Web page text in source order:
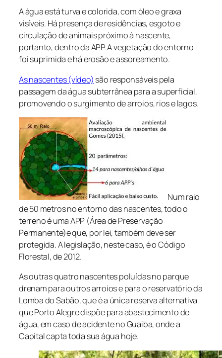
A água está turva e colorida, com óleo e graxa
visíveis. Há presença de residências, esgoto e
circulação de animais próximo à nascente,
portanto, dentro da APP. A vegetação do entorno
foi suprimida e há erosão e assoreamento.
As nascentes (vídeo) são responsáveis pela
passagem da água subterrânea para a superficial,
promovendo o surgimento de arroios, rios e lagos.
Num raio
de 50 metros no entorno das nascentes, todo o
terreno é uma APP (Área de Preservação
Permanente)e que, por lei, também deve ser
protegida. A legislação, neste caso, é o Código
Florestal, de 2012.
As outras quatro nascentes poluídas no parque
drenam para outros arroios e para o reservatório da
Lomba do Sabão, que é a única reserva alternativa
que Porto Alegre dispõe para abastecimento de
água, em caso de acidente no Guaiba, onde a
Capital capta toda sua água hoje.